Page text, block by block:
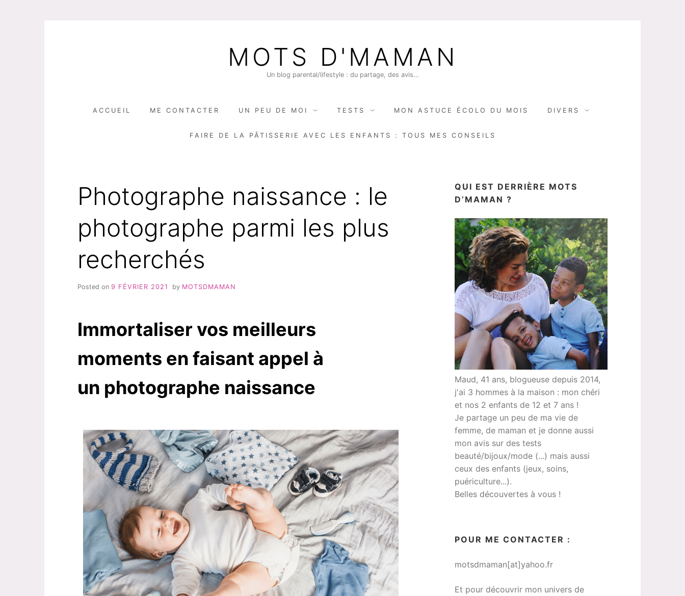
MOTS D'MAMAN
Un blog parental/lifestyle : du partage, des avis…
ACCUEIL ME CONTACTER UN PEU DE MOI TESTS MON ASTUCE ÉCOLO DU MOIS DIVERS
FAIRE DE LA PÂTISSERIE AVEC LES ENFANTS : TOUS MES CONSEILS
Photographe naissance : le
photographe parmi les plus
recherchés
Posted on 9 FÉVRIER 2021 by MOTSDMAMAN
Immortaliser vos meilleurs
moments en faisant appel à
un photographe naissance
QUI EST DERRIÈRE MOTS
D’MAMAN ?
Maud, 41 ans, blogueuse depuis 2014,
j'ai 3 hommes à la maison : mon chéri
et nos 2 enfants de 12 et 7 ans !
Je partage un peu de ma vie de
femme, de maman et je donne aussi
mon avis sur des tests
beauté/bijoux/mode (...) mais aussi
ceux des enfants (jeux, soins,
puériculture...).
Belles découvertes à vous !
POUR ME CONTACTER :
motsdmaman[at]yahoo.fr
Et pour découvrir mon univers de